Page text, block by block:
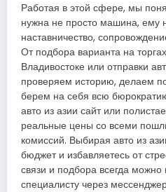
Работая в этой сфере, мы
нужна не просто машина, ему
наставничество,
От подбора варианта на
Владивостоке или отправки
проверяем историю, делаем
берем на себя всю
авто из азии сайт или
реальные цены со всеми
комиссий. Выбирая авто из
бюджет и избавляетесь от
связи и подбора всегда
специалисту через